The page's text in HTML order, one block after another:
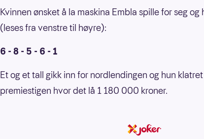
Kvinnen ønsket å la maskina Embla spille for seg
(leses fra venstre til høyre):
6 - 8 - 5 - 6 - 1
Et og et tall gikk inn for nordlendingen og hun
premiestigen hvor det lå 1 180 000 kroner.